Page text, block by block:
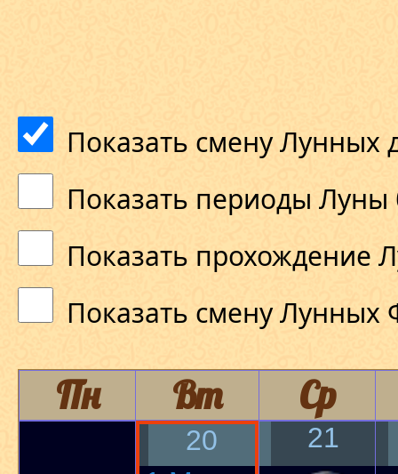
Показать смену Лунных
Показать периоды Луны
Показать прохождение
Показать смену Лунных
Пн Вт Ср
20
21